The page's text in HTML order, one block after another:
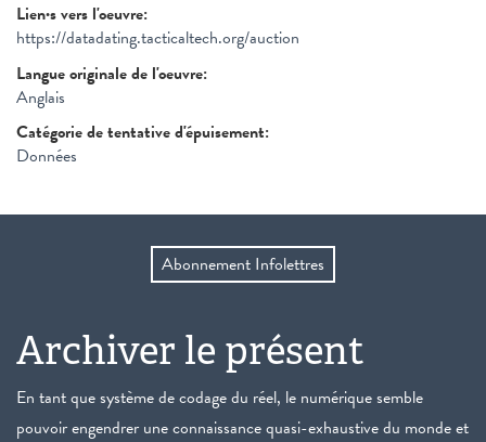
Lien·s vers l'oeuvre:
https://datadating.tacticaltech.org/auction
Langue originale de l'oeuvre:
Anglais
Catégorie de tentative d'épuisement:
Données
Abonnement Infolettres
Archiver le présent
En tant que système de codage du réel, le numérique semble
pouvoir engendrer une connaissance quasi-exhaustive du monde et